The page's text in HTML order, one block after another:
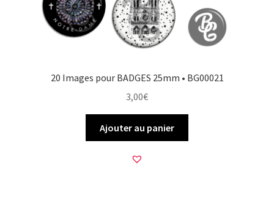
20 Images pour BADGES 25mm • BG00021
3,00€
Ajouter au panier